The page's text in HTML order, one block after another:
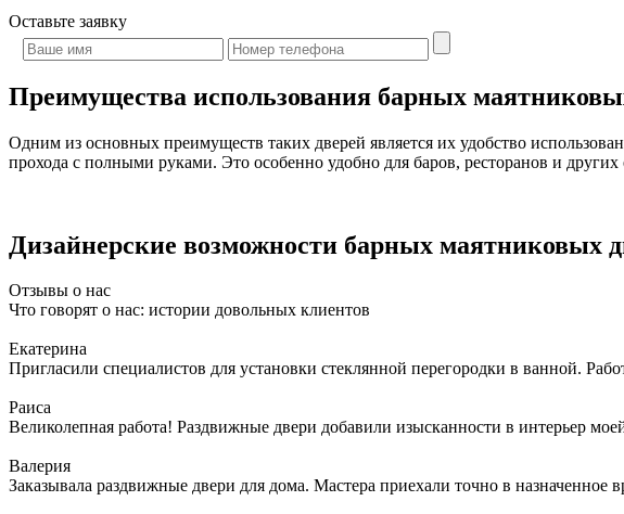
Оставьте заявку
Преимущества использования барных
Одним из основных преимуществ таких дверей является их удобство
прохода с полными руками. Это особенно удобно для баров, ресторанов и
Дизайнерские возможности барных маятниковых
Отзывы о нас
Что говорят о нас: истории довольных клиентов
Екатерина
Пригласили специалистов для установки стеклянной перегородки в ванной.
Раиса
Великолепная работа! Раздвижные двери добавили изысканности в интерьер
Валерия
Заказывала раздвижные двери для дома. Мастера приехали точно в назначенное